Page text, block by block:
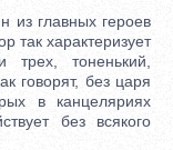
из главных героев
так характеризует
тоненький,
говорят, без царя
в канцеляриях
без всякого